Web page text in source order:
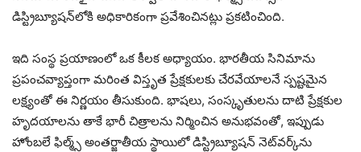
డిస్ట్రిబ్యూషన్‌లోకి అధికారికంగా ప్రవేశించినట్లు ప్రకటించింది.
ఇది సంస్థ ప్రయాణంలో ఒక కీలక అధ్యాయం. భారతీయ సినిమాను
ప్రపంచవ్యాప్తంగా మరింత విస్తృత ప్రేక్షకులకు చేరవేయాలనే స్పష్టమైన
లక్ష్యంతో ఈ నిర్ణయం తీసుకుంది. భాషలు, సంస్కృతులను దాటి ప్రేక్షకుల
హృదయాలను తాకే భారీ చిత్రాలను నిర్మించిన అనుభవంతో, ఇప్పుడు
హోంబలే ఫిల్మ్స్ అంతర్జాతీయ స్థాయిలో డిస్ట్రిబ్యూషన్ నెట్‌వర్క్‌ను